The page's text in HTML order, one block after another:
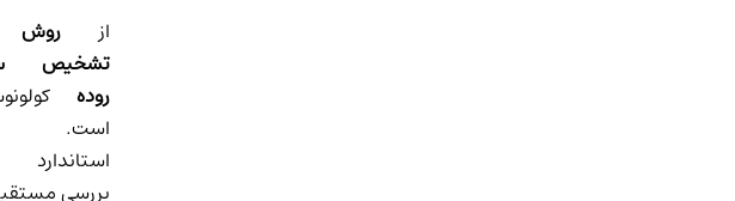
ازروش
تشخیص
روده
است.
بررسی